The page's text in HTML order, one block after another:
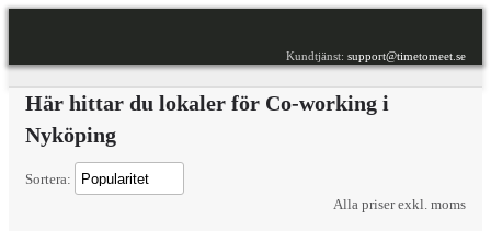
Kundtjänst: support@timetomeet.se
Här hittar du lokaler för Co-working i
Nyköping
Sortera:
Alla priser exkl. moms